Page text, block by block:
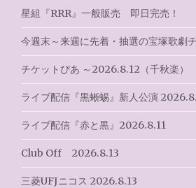
星組『RRR』一般販売 即日完売！
今週末～来週に先着・抽選の宝塚歌劇
チケットぴあ ～2026.8.12（千秋楽）
ライブ配信『黒蜥蜴』新人公演
ライブ配信『赤と黒』2026.8.11
Club Off 2026.8.13
三菱UFJニコス 2026.8.13